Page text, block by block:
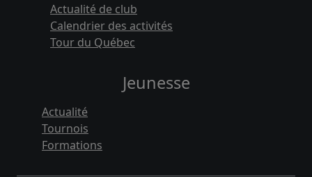
Actualité de club
Calendrier des activités
Tour du Québec
Jeunesse
Actualité
Tournois
Formations